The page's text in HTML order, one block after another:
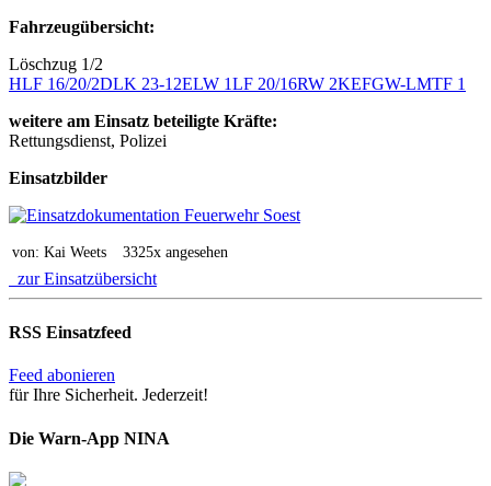
Fahrzeugübersicht:
Löschzug 1/2
HLF 16/20/2DLK 23-12ELW 1LF 20/16RW 2KEFGW-LMTF 1
weitere am Einsatz beteiligte Kräfte:
Rettungsdienst, Polizei
Einsatzbilder
von: Kai Weets 3325x angesehen
zur Einsatzübersicht
RSS Einsatzfeed
Feed abonieren
für Ihre Sicherheit. Jederzeit!
Die Warn-App NINA